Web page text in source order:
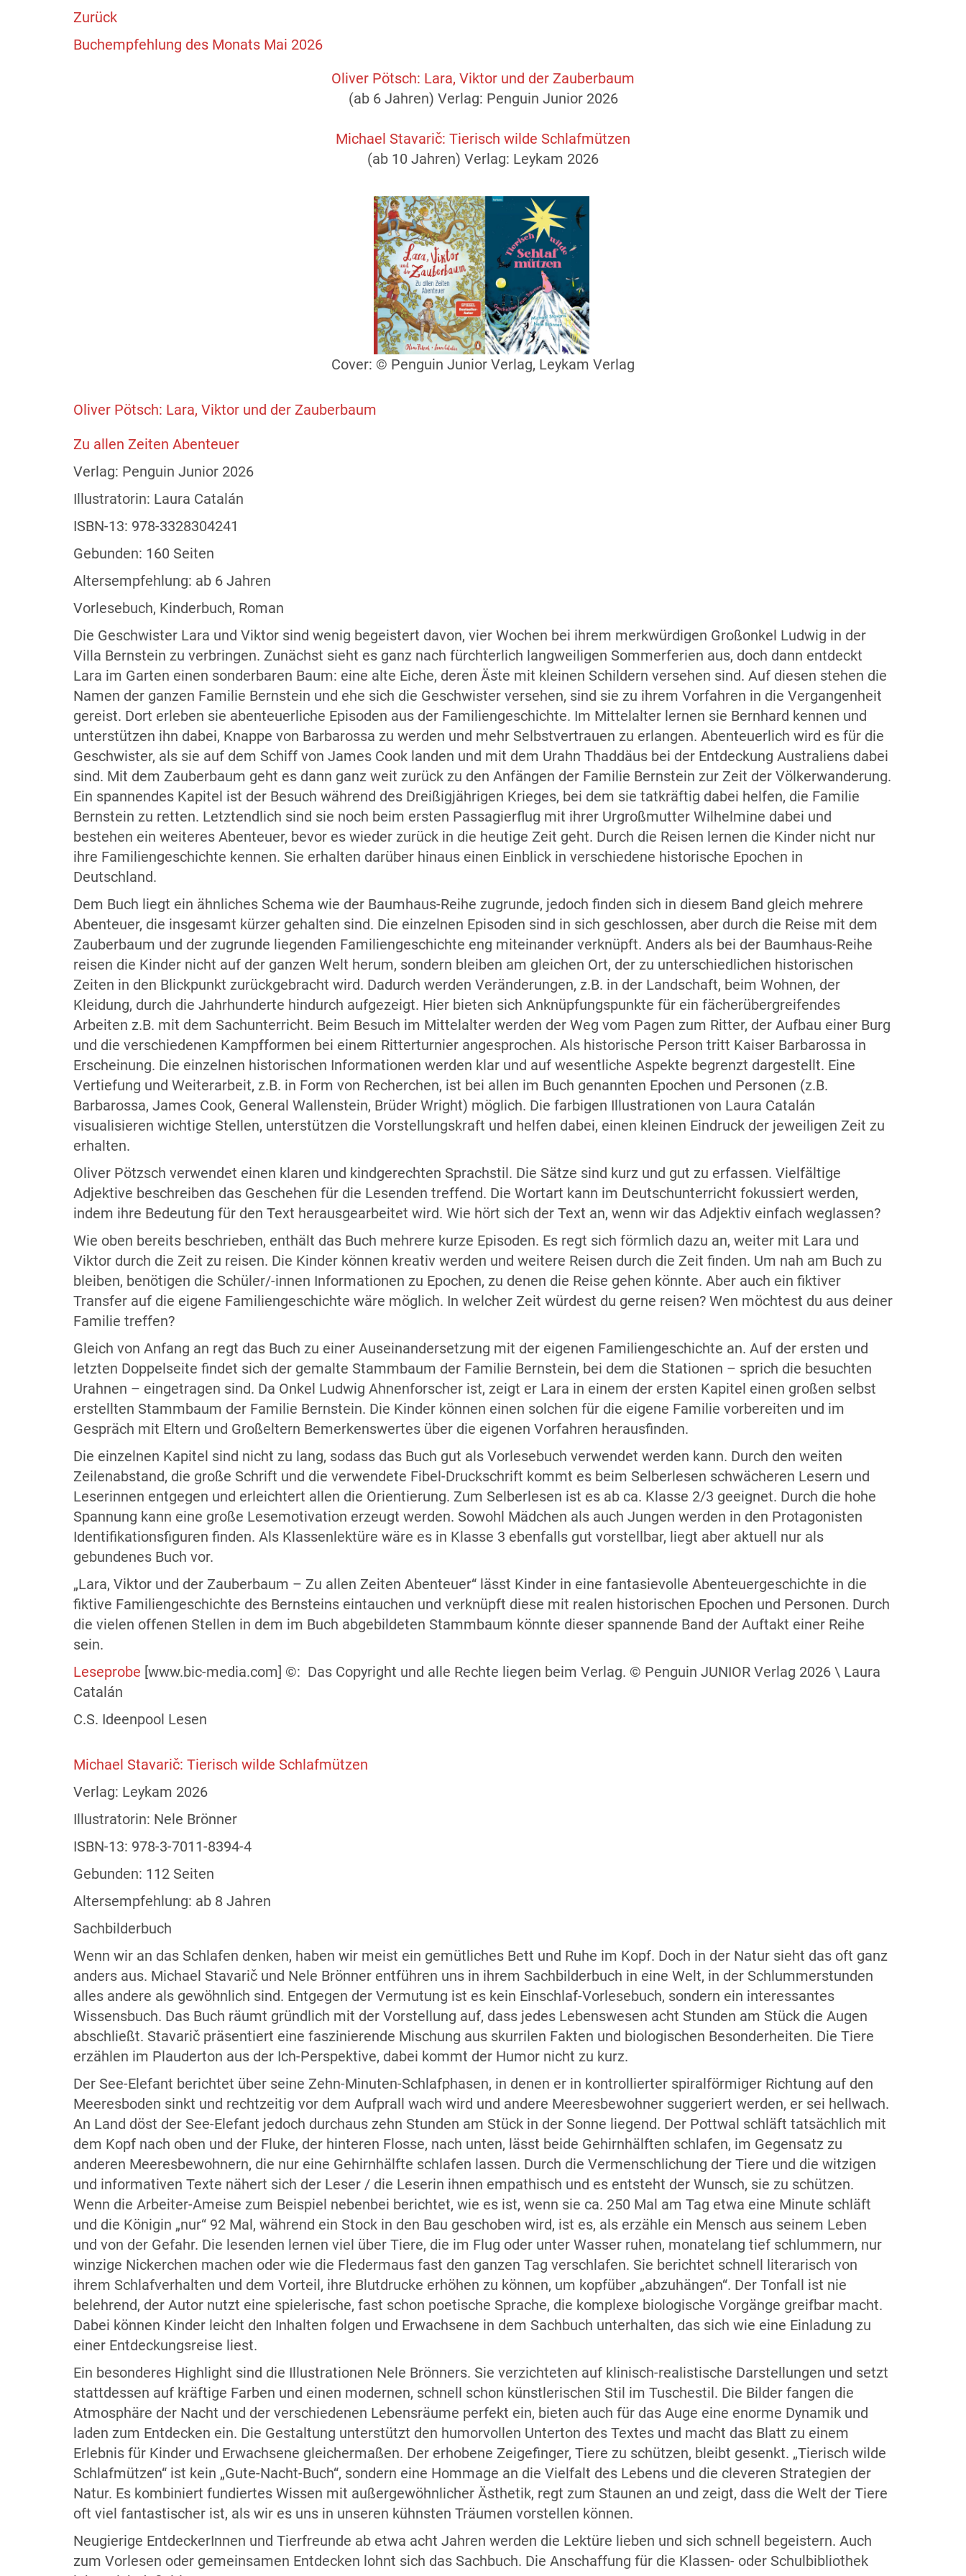
Zurück
Buchempfehlung des Monats Mai 2026
Oliver Pötsch: Lara, Viktor und der Zauberbaum
(ab 6 Jahren) Verlag: Penguin Junior 2026
Michael Stavarič: Tierisch wilde Schlafmützen
(ab 10 Jahren) Verlag: Leykam 2026
Cover: © Penguin Junior Verlag, Leykam Verlag
Oliver Pötsch: Lara, Viktor und der Zauberbaum
Zu allen Zeiten Abenteuer
Verlag: Penguin Junior 2026
Illustratorin: Laura Catalán
ISBN-13: 978-3328304241
Gebunden: 160 Seiten
Altersempfehlung: ab 6 Jahren
Vorlesebuch, Kinderbuch, Roman
Die Geschwister Lara und Viktor sind wenig begeistert davon, vier Wochen bei ihrem merkwürdigen Großonkel Ludwig in der
Villa Bernstein zu verbringen. Zunächst sieht es ganz nach fürchterlich langweiligen Sommerferien aus, doch dann entdeckt
Lara im Garten einen sonderbaren Baum: eine alte Eiche, deren Äste mit kleinen Schildern versehen sind. Auf diesen stehen die
Namen der ganzen Familie Bernstein und ehe sich die Geschwister versehen, sind sie zu ihrem Vorfahren in die Vergangenheit
gereist. Dort erleben sie abenteuerliche Episoden aus der Familiengeschichte. Im Mittelalter lernen sie Bernhard kennen und
unterstützen ihn dabei, Knappe von Barbarossa zu werden und mehr Selbstvertrauen zu erlangen. Abenteuerlich wird es für die
Geschwister, als sie auf dem Schiff von James Cook landen und mit dem Urahn Thaddäus bei der Entdeckung Australiens dabei
sind. Mit dem Zauberbaum geht es dann ganz weit zurück zu den Anfängen der Familie Bernstein zur Zeit der Völkerwanderung.
Ein spannendes Kapitel ist der Besuch während des Dreißigjährigen Krieges, bei dem sie tatkräftig dabei helfen, die Familie
Bernstein zu retten. Letztendlich sind sie noch beim ersten Passagierflug mit ihrer Urgroßmutter Wilhelmine dabei und
bestehen ein weiteres Abenteuer, bevor es wieder zurück in die heutige Zeit geht. Durch die Reisen lernen die Kinder nicht nur
ihre Familiengeschichte kennen. Sie erhalten darüber hinaus einen Einblick in verschiedene historische Epochen in
Deutschland.
Dem Buch liegt ein ähnliches Schema wie der Baumhaus-Reihe zugrunde, jedoch finden sich in diesem Band gleich mehrere
Abenteuer, die insgesamt kürzer gehalten sind. Die einzelnen Episoden sind in sich geschlossen, aber durch die Reise mit dem
Zauberbaum und der zugrunde liegenden Familiengeschichte eng miteinander verknüpft. Anders als bei der Baumhaus-Reihe
reisen die Kinder nicht auf der ganzen Welt herum, sondern bleiben am gleichen Ort, der zu unterschiedlichen historischen
Zeiten in den Blickpunkt zurückgebracht wird. Dadurch werden Veränderungen, z.B. in der Landschaft, beim Wohnen, der
Kleidung, durch die Jahrhunderte hindurch aufgezeigt. Hier bieten sich Anknüpfungspunkte für ein fächerübergreifendes
Arbeiten z.B. mit dem Sachunterricht. Beim Besuch im Mittelalter werden der Weg vom Pagen zum Ritter, der Aufbau einer Burg
und die verschiedenen Kampfformen bei einem Ritterturnier angesprochen. Als historische Person tritt Kaiser Barbarossa in
Erscheinung. Die einzelnen historischen Informationen werden klar und auf wesentliche Aspekte begrenzt dargestellt. Eine
Vertiefung und Weiterarbeit, z.B. in Form von Recherchen, ist bei allen im Buch genannten Epochen und Personen (z.B.
Barbarossa, James Cook, General Wallenstein, Brüder Wright) möglich. Die farbigen Illustrationen von Laura Catalán
visualisieren wichtige Stellen, unterstützen die Vorstellungskraft und helfen dabei, einen kleinen Eindruck der jeweiligen Zeit zu
erhalten.
Oliver Pötzsch verwendet einen klaren und kindgerechten Sprachstil. Die Sätze sind kurz und gut zu erfassen. Vielfältige
Adjektive beschreiben das Geschehen für die Lesenden treffend. Die Wortart kann im Deutschunterricht fokussiert werden,
indem ihre Bedeutung für den Text herausgearbeitet wird. Wie hört sich der Text an, wenn wir das Adjektiv einfach weglassen?
Wie oben bereits beschrieben, enthält das Buch mehrere kurze Episoden. Es regt sich förmlich dazu an, weiter mit Lara und
Viktor durch die Zeit zu reisen. Die Kinder können kreativ werden und weitere Reisen durch die Zeit finden. Um nah am Buch zu
bleiben, benötigen die Schüler/-innen Informationen zu Epochen, zu denen die Reise gehen könnte. Aber auch ein fiktiver
Transfer auf die eigene Familiengeschichte wäre möglich. In welcher Zeit würdest du gerne reisen? Wen möchtest du aus deiner
Familie treffen?
Gleich von Anfang an regt das Buch zu einer Auseinandersetzung mit der eigenen Familiengeschichte an. Auf der ersten und
letzten Doppelseite findet sich der gemalte Stammbaum der Familie Bernstein, bei dem die Stationen – sprich die besuchten
Urahnen – eingetragen sind. Da Onkel Ludwig Ahnenforscher ist, zeigt er Lara in einem der ersten Kapitel einen großen selbst
erstellten Stammbaum der Familie Bernstein. Die Kinder können einen solchen für die eigene Familie vorbereiten und im
Gespräch mit Eltern und Großeltern Bemerkenswertes über die eigenen Vorfahren herausfinden.
Die einzelnen Kapitel sind nicht zu lang, sodass das Buch gut als Vorlesebuch verwendet werden kann. Durch den weiten
Zeilenabstand, die große Schrift und die verwendete Fibel-Druckschrift kommt es beim Selberlesen schwächeren Lesern und
Leserinnen entgegen und erleichtert allen die Orientierung. Zum Selberlesen ist es ab ca. Klasse 2/3 geeignet. Durch die hohe
Spannung kann eine große Lesemotivation erzeugt werden. Sowohl Mädchen als auch Jungen werden in den Protagonisten
Identifikationsfiguren finden. Als Klassenlektüre wäre es in Klasse 3 ebenfalls gut vorstellbar, liegt aber aktuell nur als
gebundenes Buch vor.
„Lara, Viktor und der Zauberbaum – Zu allen Zeiten Abenteuer“ lässt Kinder in eine fantasievolle Abenteuergeschichte in die
fiktive Familiengeschichte des Bernsteins eintauchen und verknüpft diese mit realen historischen Epochen und Personen. Durch
die vielen offenen Stellen in dem im Buch abgebildeten Stammbaum könnte dieser spannende Band der Auftakt einer Reihe
sein.
Leseprobe [www.bic-media.com] ©️: Das Copyright und alle Rechte liegen beim Verlag. © Penguin JUNIOR Verlag 2026 \ Laura
Catalán
C.S. Ideenpool Lesen
Michael Stavarič: Tierisch wilde Schlafmützen
Verlag: Leykam 2026
Illustratorin: Nele Brönner
ISBN-13: 978-3-7011-8394-4
Gebunden: 112 Seiten
Altersempfehlung: ab 8 Jahren
Sachbilderbuch
Wenn wir an das Schlafen denken, haben wir meist ein gemütliches Bett und Ruhe im Kopf. Doch in der Natur sieht das oft ganz
anders aus. Michael Stavarič und Nele Brönner entführen uns in ihrem Sachbilderbuch in eine Welt, in der Schlummerstunden
alles andere als gewöhnlich sind. Entgegen der Vermutung ist es kein Einschlaf-Vorlesebuch, sondern ein interessantes
Wissensbuch. Das Buch räumt gründlich mit der Vorstellung auf, dass jedes Lebenswesen acht Stunden am Stück die Augen
abschließt. Stavarič präsentiert eine faszinierende Mischung aus skurrilen Fakten und biologischen Besonderheiten. Die Tiere
erzählen im Plauderton aus der Ich-Perspektive, dabei kommt der Humor nicht zu kurz.
Der See-Elefant berichtet über seine Zehn-Minuten-Schlafphasen, in denen er in kontrollierter spiralförmiger Richtung auf den
Meeresboden sinkt und rechtzeitig vor dem Aufprall wach wird und andere Meeresbewohner suggeriert werden, er sei hellwach.
An Land döst der See-Elefant jedoch durchaus zehn Stunden am Stück in der Sonne liegend. Der Pottwal schläft tatsächlich mit
dem Kopf nach oben und der Fluke, der hinteren Flosse, nach unten, lässt beide Gehirnhälften schlafen, im Gegensatz zu
anderen Meeresbewohnern, die nur eine Gehirnhälfte schlafen lassen. Durch die Vermenschlichung der Tiere und die witzigen
und informativen Texte nähert sich der Leser / die Leserin ihnen empathisch und es entsteht der Wunsch, sie zu schützen.
Wenn die Arbeiter-Ameise zum Beispiel nebenbei berichtet, wie es ist, wenn sie ca. 250 Mal am Tag etwa eine Minute schläft
und die Königin „nur“ 92 Mal, während ein Stock in den Bau geschoben wird, ist es, als erzähle ein Mensch aus seinem Leben
und von der Gefahr. Die lesenden lernen viel über Tiere, die im Flug oder unter Wasser ruhen, monatelang tief schlummern, nur
winzige Nickerchen machen oder wie die Fledermaus fast den ganzen Tag verschlafen. Sie berichtet schnell literarisch von
ihrem Schlafverhalten und dem Vorteil, ihre Blutdrucke erhöhen zu können, um kopfüber „abzuhängen“. Der Tonfall ist nie
belehrend, der Autor nutzt eine spielerische, fast schon poetische Sprache, die komplexe biologische Vorgänge greifbar macht.
Dabei können Kinder leicht den Inhalten folgen und Erwachsene in dem Sachbuch unterhalten, das sich wie eine Einladung zu
einer Entdeckungsreise liest.
Ein besonderes Highlight sind die Illustrationen Nele Brönners. Sie verzichteten auf klinisch-realistische Darstellungen und setzt
stattdessen auf kräftige Farben und einen modernen, schnell schon künstlerischen Stil im Tuschestil. Die Bilder fangen die
Atmosphäre der Nacht und der verschiedenen Lebensräume perfekt ein, bieten auch für das Auge eine enorme Dynamik und
laden zum Entdecken ein. Die Gestaltung unterstützt den humorvollen Unterton des Textes und macht das Blatt zu einem
Erlebnis für Kinder und Erwachsene gleichermaßen. Der erhobene Zeigefinger, Tiere zu schützen, bleibt gesenkt. „Tierisch wilde
Schlafmützen“ ist kein „Gute-Nacht-Buch“, sondern eine Hommage an die Vielfalt des Lebens und die cleveren Strategien der
Natur. Es kombiniert fundiertes Wissen mit außergewöhnlicher Ästhetik, regt zum Staunen an und zeigt, dass die Welt der Tiere
oft viel fantastischer ist, als wir es uns in unseren kühnsten Träumen vorstellen können.
Neugierige EntdeckerInnen und Tierfreunde ab etwa acht Jahren werden die Lektüre lieben und sich schnell begeistern. Auch
zum Vorlesen oder gemeinsamen Entdecken lohnt sich das Sachbuch. Die Anschaffung für die Klassen- oder Schulbibliothek